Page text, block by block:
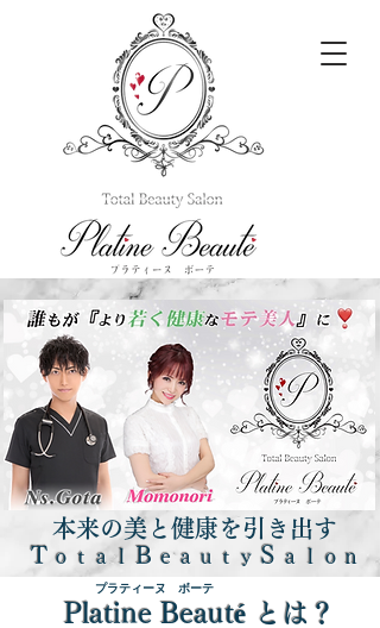
本来の美と健康を引き出す
Ｔ ｏｔａｌ Ｂ ｅａｕｔｙ Ｓ ａｌｏｎ
Platine Beauté とは？
プラティーヌ ボーテ